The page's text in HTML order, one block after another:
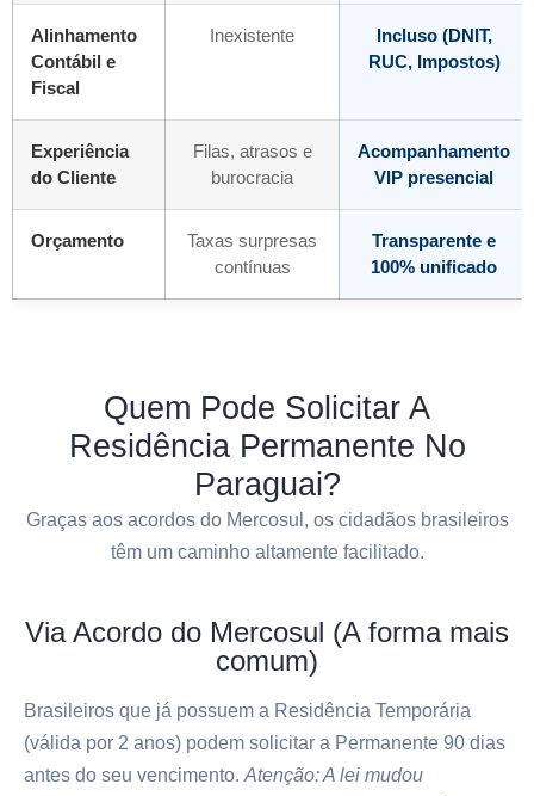
Alinhamento
Contábil e
Fiscal
Inexistente
Incluso (DNIT,
RUC, Impostos)
Experiência
do Cliente
Filas, atrasos e
burocracia
Acompanhamento
VIP presencial
Orçamento
Taxas surpresas
contínuas
Transparente e
100% unificado
Quem Pode Solicitar A
Residência Permanente No
Paraguai?
Graças aos acordos do Mercosul, os cidadãos brasileiros
têm um caminho altamente facilitado.
Via Acordo do Mercosul (A forma mais
comum)
Brasileiros que já possuem a Residência Temporária
(válida por 2 anos) podem solicitar a Permanente 90 dias
antes do seu vencimento. Atenção: A lei mudou